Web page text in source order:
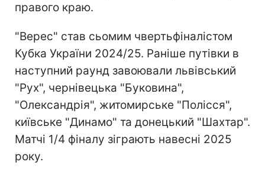
правого краю.
"Верес" став сьомим чвертьфіналістом
Кубка України 2024/25. Раніше путівки в
наступний раунд завоювали львівський
"Рух", чернівецька "Буковина",
"Олександрія", житомирське "Полісся",
київське "Динамо" та донецький "Шахтар".
Матчі 1/4 фіналу зіграють навесні 2025
року.